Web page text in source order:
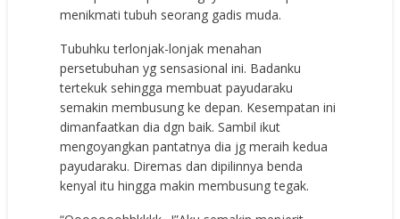
menikmati tubuh seorang gadis muda.
Tubuhku terlonjak-lonjak menahan
persetubuhan yg sensasional ini. Badanku
tertekuk sehingga membuat payudaraku
semakin membusung ke depan. Kesempatan ini
dimanfaatkan dia dgn baik. Sambil ikut
mengoyangkan pantatnya dia jg meraih kedua
payudaraku. Diremas dan dipilinnya benda
kenyal itu hingga makin membusung tegak.